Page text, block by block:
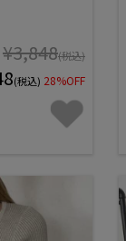
¥3,848(税込)
(税込) 28%OFF